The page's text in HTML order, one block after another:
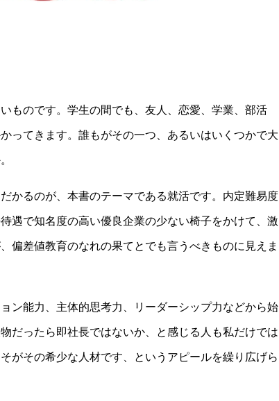
ものです。学生の間でも、友人、恋愛、学業、部活
ってきます。誰もがその一つ、あるいはいくつかで大
かるのが、本書のテーマである就活です。内定難易度
遇で知名度の高い優良企業の少ない椅子をかけて、激
偏差値教育のなれの果てとでも言うべきものに見えま
ン能力、主体的思考力、リーダーシップ力などから始
だったら即社長ではないか、と感じる人も私だけでは
がその希少な人材です、というアピールを繰り広げら